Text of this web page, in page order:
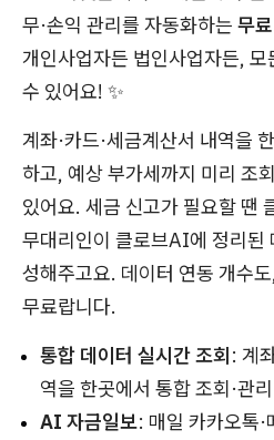
무·손익 관리를 자동화하는 무
개인사업자든 법인사업자든,
수 있어요! ✨
계좌·카드·세금계산서 내역을
하고, 예상 부가세까지 미리 조
있어요. 세금 신고가 필요할 땐
무대리인이 클로브AI에 정리된
성해주고요. 데이터 연동 개수
무료랍니다.
통합 데이터 실시간 조회: 계
역을 한곳에서 통합 조회·관리
AI 자금일보: 매일 카카오톡